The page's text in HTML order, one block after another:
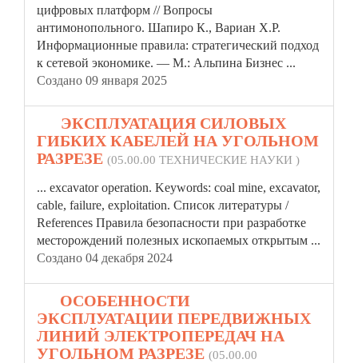
цифровых платформ // Вопросы
антимонопольного. Шапиро К., Вариан Х.Р.
Информационные правила: стратегический подход
к сетевой экономике. — М.: Альпина Бизнес ...
Создано 09 января 2025
ЭКСПЛУАТАЦИЯ СИЛОВЫХ
ГИБКИХ КАБЕЛЕЙ НА УГОЛЬНОМ
РАЗРЕЗЕ (05.00.00 ТЕХНИЧЕСКИЕ НАУКИ )
... excavator operation. Keywords: coal mine, excavator,
cable, failure, exploitation. Список литературы /
References Правила безопасности при разработке
месторождений полезных ископаемых открытым ...
Создано 04 декабря 2024
ОСОБЕННОСТИ
ЭКСПЛУАТАЦИИ ПЕРЕДВИЖНЫХ
ЛИНИЙ ЭЛЕКТРОПЕРЕДАЧ НА
УГОЛЬНОМ РАЗРЕЗЕ (05.00.00